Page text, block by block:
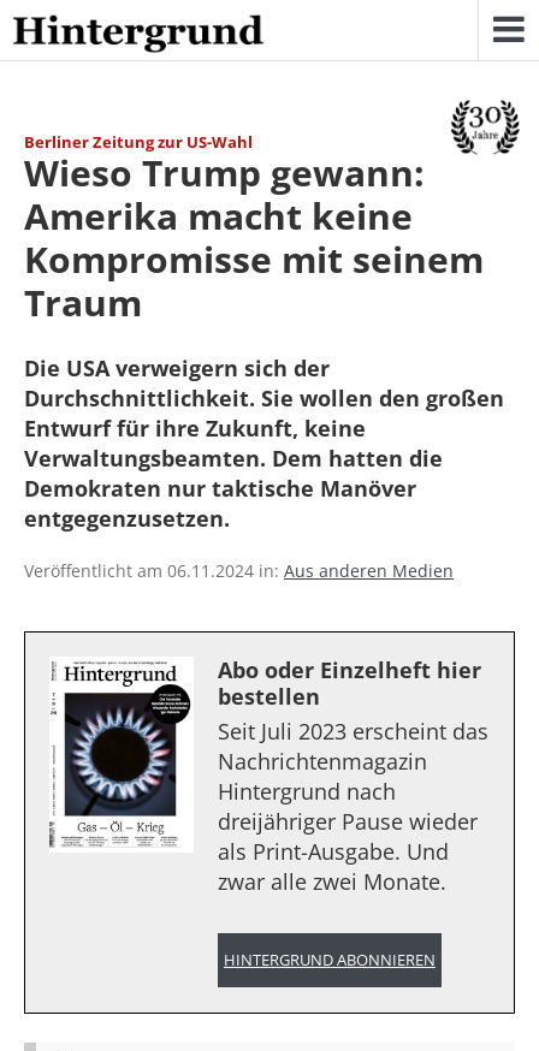
Skip
to
content
Berliner Zeitung zur US-Wahl
Wieso Trump gewann:
Amerika macht keine
Kompromisse mit seinem
Traum
Die USA verweigern sich der
Durchschnittlichkeit. Sie wollen den großen
Entwurf für ihre Zukunft, keine
Verwaltungsbeamten. Dem hatten die
Demokraten nur taktische Manöver
entgegenzusetzen.
Veröffentlicht am 06.11.2024 in: Aus anderen Medien
Abo oder Einzelheft hier
bestellen
Seit Juli 2023 erscheint das
Nachrichtenmagazin
Hintergrund nach
dreijähriger Pause wieder
als Print-Ausgabe. Und
zwar alle zwei Monate.
HINTERGRUND ABONNIEREN